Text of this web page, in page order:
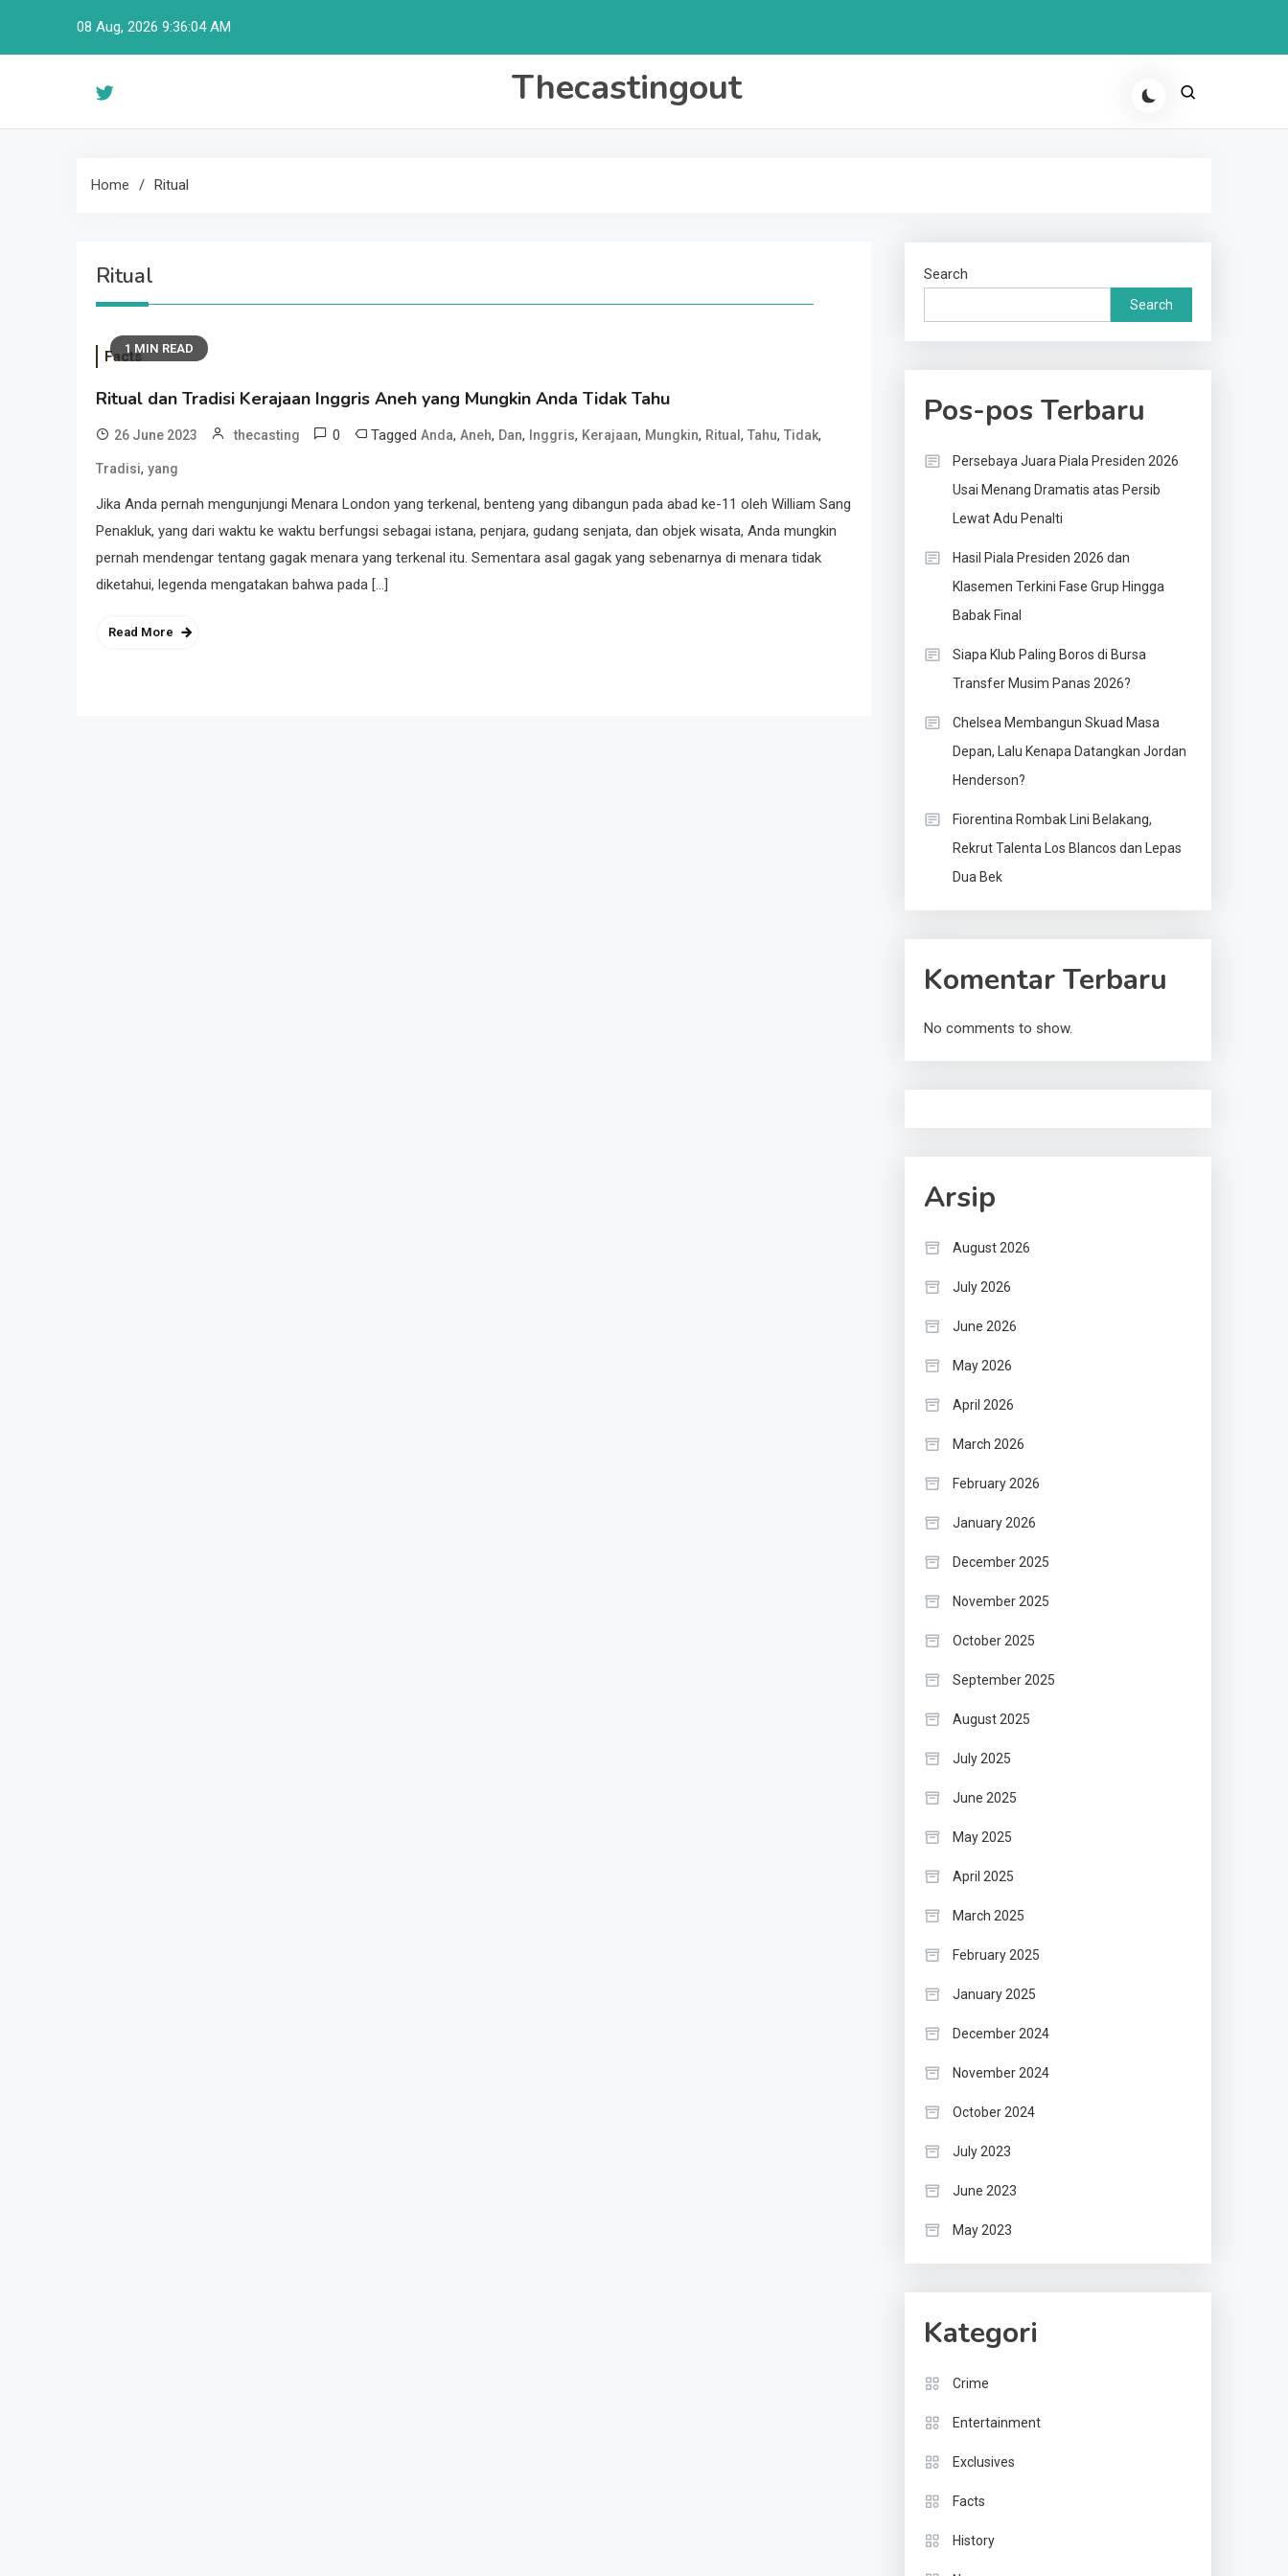
08 Aug, 2026 9:36:05 AM
Thecastingout
Home Ritual
Ritual
1 MIN READ
Facts
Ritual dan Tradisi Kerajaan Inggris Aneh yang Mungkin Anda Tidak Tahu
26 June 2023 thecasting 0 Tagged Anda, Aneh, Dan, Inggris, Kerajaan, Mungkin, Ritual , Tahu, Tidak,
Tradisi, yang
Jika Anda pernah mengunjungi Menara London yang terkenal, benteng yang dibangun pada abad ke-11 oleh William Sang
Penakluk, yang dari waktu ke waktu berfungsi sebagai istana, penjara, gudang senjata, dan objek wisata, Anda mungkin
pernah mendengar tentang gagak menara yang terkenal itu. Sementara asal gagak yang sebenarnya di menara tidak
diketahui, legenda mengatakan bahwa pada […]
Read More
Search
Search
Pos-pos Terbaru
Persebaya Juara Piala Presiden 2026
Usai Menang Dramatis atas Persib
Lewat Adu Penalti
Hasil Piala Presiden 2026 dan
Klasemen Terkini Fase Grup Hingga
Babak Final
Siapa Klub Paling Boros di Bursa
Transfer Musim Panas 2026?
Chelsea Membangun Skuad Masa
Depan, Lalu Kenapa Datangkan Jordan
Henderson?
Fiorentina Rombak Lini Belakang,
Rekrut Talenta Los Blancos dan Lepas
Dua Bek
Komentar Terbaru
No comments to show.
Arsip
August 2026
July 2026
June 2026
May 2026
April 2026
March 2026
February 2026
January 2026
December 2025
November 2025
October 2025
September 2025
August 2025
July 2025
June 2025
May 2025
April 2025
March 2025
February 2025
January 2025
December 2024
November 2024
October 2024
July 2023
June 2023
May 2023
Kategori
Crime
Entertainment
Exclusives
Facts
History